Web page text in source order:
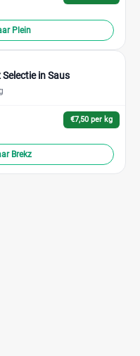
Plein
in Saus
€7,50 per kg
Brekz